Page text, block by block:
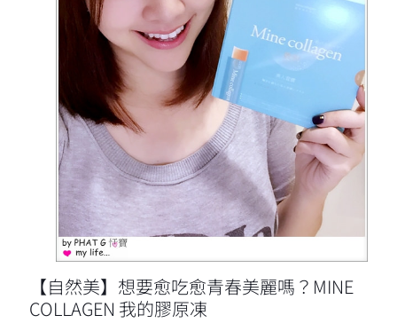
【自然美】想要愈吃愈青春美麗嗎？MINE
COLLAGEN 我的膠原凍